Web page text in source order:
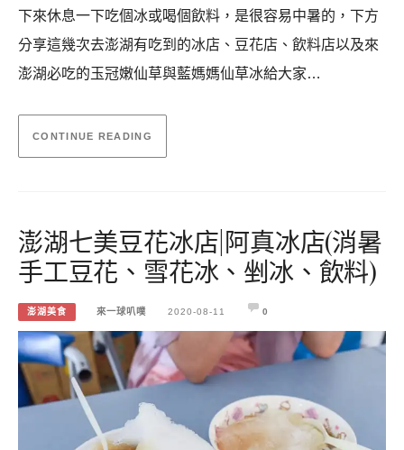
下來休息一下吃個冰或喝個飲料，是很容易中暑的，下方
分享這幾次去澎湖有吃到的冰店、豆花店、飲料店以及來
澎湖必吃的玉冠嫩仙草與藍媽媽仙草冰給大家…
CONTINUE READING
澎湖七美豆花冰店|阿真冰店(消暑
手工豆花、雪花冰、剉冰、飲料)
澎湖美食 來一球叭噗 2020-08-11 0